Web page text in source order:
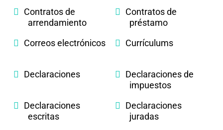
Contratos de
arrendamiento
Contratos de
préstamo
Correos electrónicos
Currículums
Declaraciones
Declaraciones de
impuestos
Declaraciones
escritas
Declaraciones
juradas